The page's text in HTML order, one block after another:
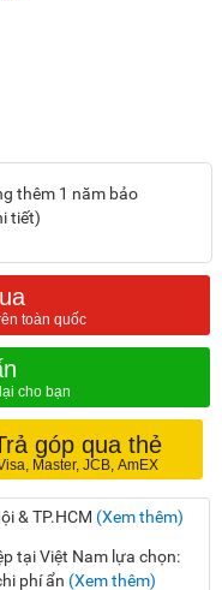
thêm 1 năm bảo
tiết)
góp qua thẻ
& TP.HCM (Xem thêm)
tại Việt Nam lựa chọn:
phí ẩn (Xem thêm)